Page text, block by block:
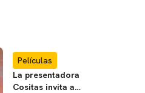
Películas
La presentadora
Cositas invita a